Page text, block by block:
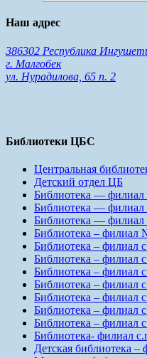
Наш адрес
386302 Республика
г. Малгобек
ул. Нурадилова, 65 п. 2
Библиотеки ЦБС
Центральная
Детский отдел ЦБ
Библиотека —
Библиотека — филиал
Библиотека —
Библиотека – филиал
Библиотека – филиал
Библиотека – филиал
Библиотека – филиал
Библиотека – филиал
Библиотека – филиал
Библиотека – филиал
Библиотека – филиал
Библиотека- филиал
Детская библиотека